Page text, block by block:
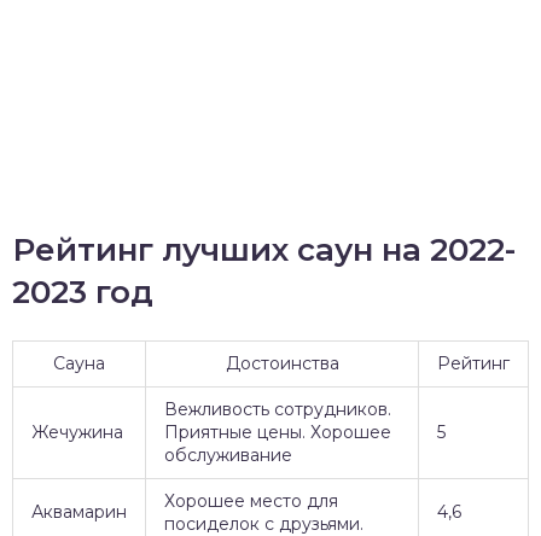
Рейтинг лучших саун на 2022-
2023 год
Сауна Достоинства Рейтинг
Жечужина
Вежливость сотрудников.
Приятные цены. Хорошее
обслуживание
5
Аквамарин
Хорошее место для
посиделок с друзьями.
4,6